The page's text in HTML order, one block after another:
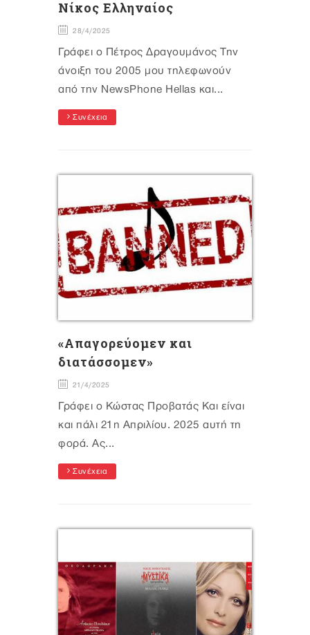
Νίκος Ελληναίος
28/4/2025
Γράφει ο Πέτρος Δραγουμάνος Την
άνοιξη του 2005 μου τηλεφωνούν
από την NewsPhone Hellas και...
Συνέχεια
«Απαγορεύομεν και
διατάσσομεν»
21/4/2025
Γράφει ο Κώστας Προβατάς Και είναι
και πάλι 21η Απριλίου. 2025 αυτή τη
φορά. Ας...
Συνέχεια